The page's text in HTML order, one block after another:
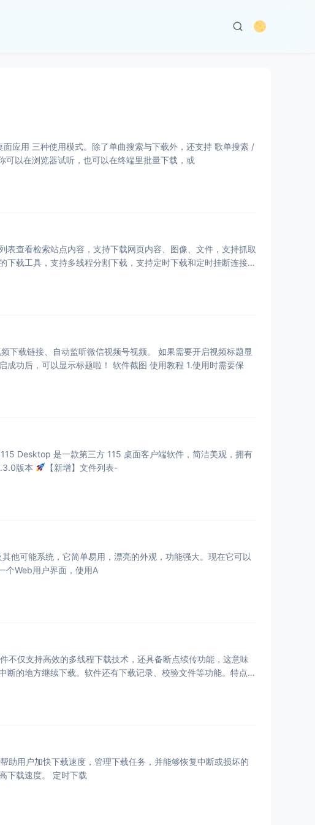
应用 三种使用模式。除了单曲搜索与下载外，还支持 歌单搜索 /
以在浏览器试听，也可以在终端里批量下载，或
查看检索站点内容，支持下载网页内容、图像、文件，支持抓取
载工具，支持多线程分割下载，支持定时下载和定时挂断连接，
听微信视频号视频。 如果需要开启视频标题显
示：先点击开启标题显示，请打开缓存文件夹，安装证书.p12，重启一下软件，提示开启成功后，可以显示标题啦！ 软件截图 使用教程 1.使用时需要保
软件截图 更新日志： v1.3.0版本
【新增】文件列表-
可能系统，它简单易用，漂亮的外观，功能强大。现在它可以
个Web用户界面，使用A
仅支持高效的多线程下载技术，还具备断点续传功能，这意味
的地方继续下载。软件还有下载记录、校验文件等功能。特点是
用户加快下载速度，管理下载任务，并能够恢复中断或损坏的
高下载速度。 定时下载